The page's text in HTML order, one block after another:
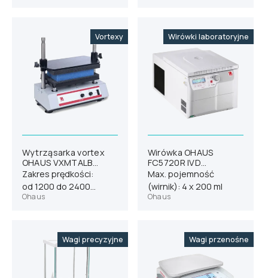
Vortexy
Wytrząsarka vortex
OHAUS VXMTALB
(30573832)
Zakres prędkości:
od 1200 do 2400
obr./min
Ohaus
Wirówki laboratoryjne
Wirówka OHAUS
FC5720R IVD
(83041582)
Max. pojemność
(wirnik): 4 x 200 ml
Ohaus
Wagi precyzyjne Wagi przenośne